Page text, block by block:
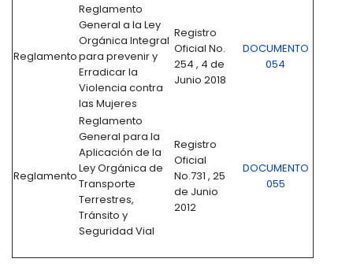
Reglamento
Reglamento
General a la Ley
Orgánica Integral
para prevenir y
Erradicar la
Violencia contra
las Mujeres
Registro
Oficial No.
254 , 4 de
Junio 2018
DOCUMENTO
054
Reglamento
Reglamento
General para la
Aplicación de la
Ley Orgánica de
Transporte
Terrestres,
Tránsito y
Seguridad Vial
Registro
Oficial
No.731 , 25
de Junio
2012
DOCUMENTO
055